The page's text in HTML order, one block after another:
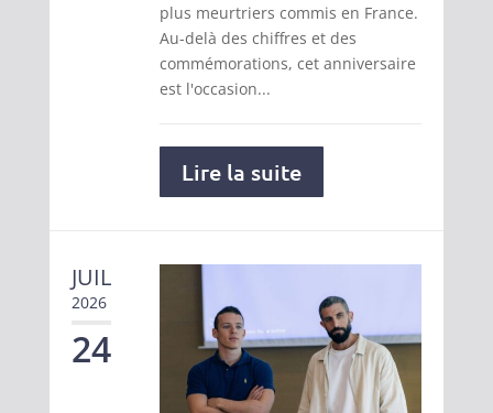
plus meurtriers commis en France.
Au-delà des chiffres et des
commémorations, cet anniversaire
est l'occasion...
Lire la suite
JUIL
2026
24